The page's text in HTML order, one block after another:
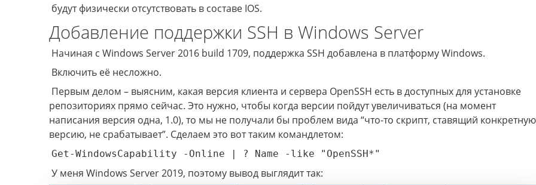
будут физически отсутствовать в составе IOS.
Добавление поддержки SSH в Windows Server
Начиная с Windows Server 2016 build 1709, поддержка SSH добавлена в платформу Windows.
Включить её несложно.
Первым делом – выясним, какая версия клиента и сервера OpenSSH есть в доступных для установке
репозиториях прямо сейчас. Это нужно, чтобы когда версии пойдут увеличиваться (на момент
написания версия одна, 1.0), то мы не получали бы проблем вида “что-то скрипт, ставящий конкретную
версию, не срабатывает”. Сделаем это вот таким командлетом:
Get-WindowsCapability -Online | ? Name -like "OpenSSH*"
У меня Windows Server 2019, поэтому вывод выглядит так: